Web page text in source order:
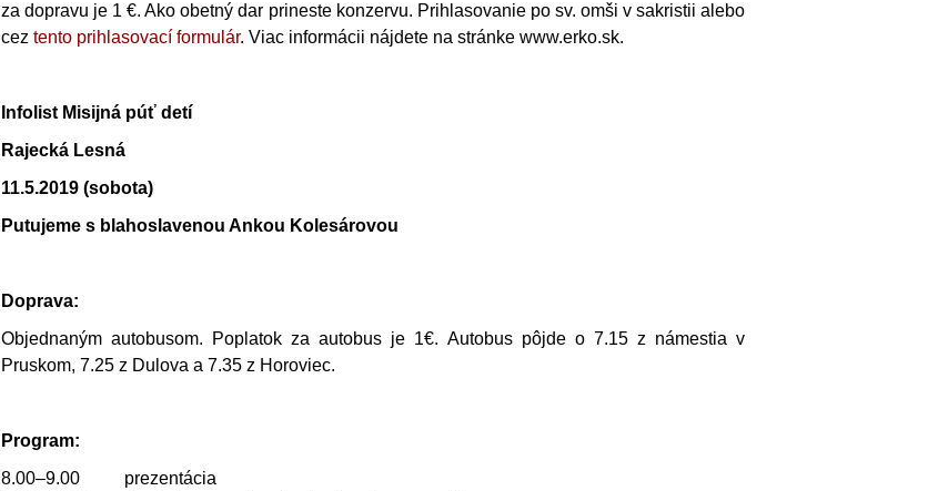
za dopravu je 1 €. Ako obetný dar prineste konzervu. Prihlasovanie po sv. omši v sakristii alebo
cez tento prihlasovací formulár. Viac informácii nájdete na stránke www.erko.sk.
Infolist Misijná púť detí
Rajecká Lesná
11.5.2019 (sobota)
Putujeme s blahoslavenou Ankou Kolesárovou
Doprava:
Objednaným autobusom. Poplatok za autobus je 1€. Autobus pôjde o 7.15 z námestia v
Pruskom, 7.25 z Dulova a 7.35 z Horoviec.
Program:
8.00–9.00 prezentácia